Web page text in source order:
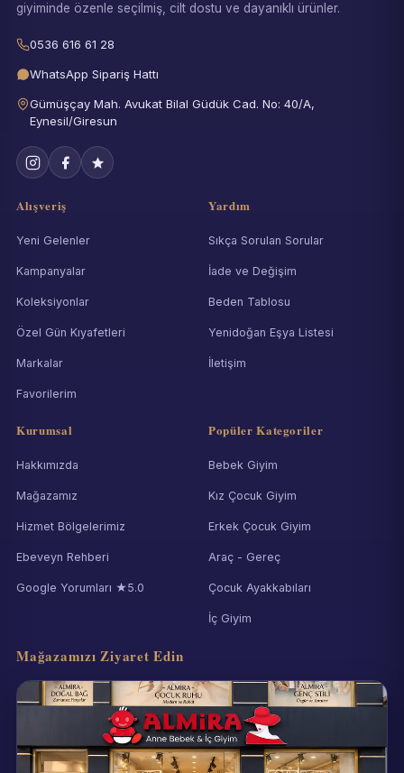
giyiminde özenle seçilmiş, cilt dostu ve dayanıklı ürünler.
0536 616 61 28
WhatsApp Sipariş Hattı
Gümüşçay Mah. Avukat Bilal Güdük Cad. No: 40/A,
Eynesil/Giresun
Alışveriş
Yeni Gelenler
Kampanyalar
Koleksiyonlar
Özel Gün Kıyafetleri
Markalar
Favorilerim
Yardım
Sıkça Sorulan Sorular
İade ve Değişim
Beden Tablosu
Yenidoğan Eşya Listesi
İletişim
Kurumsal
Hakkımızda
Mağazamız
Hizmet Bölgelerimiz
Ebeveyn Rehberi
Google Yorumları ★5.0
Popüler Kategoriler
Bebek Giyim
Kız Çocuk Giyim
Erkek Çocuk Giyim
Araç - Gereç
Çocuk Ayakkabıları
İç Giyim
Mağazamızı Ziyaret Edin